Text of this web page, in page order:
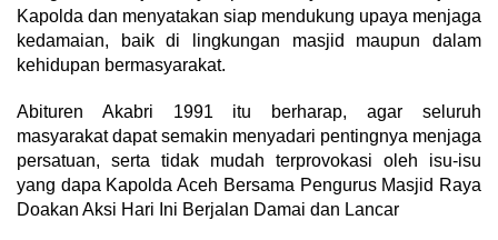
Kapolda dan menyatakan siap mendukung upaya menjaga
kedamaian, baik di lingkungan masjid maupun dalam
kehidupan bermasyarakat.
Abituren Akabri 1991 itu berharap, agar seluruh
masyarakat dapat semakin menyadari pentingnya menjaga
persatuan, serta tidak mudah terprovokasi oleh isu-isu
yang dapa Kapolda Aceh Bersama Pengurus Masjid Raya
Doakan Aksi Hari Ini Berjalan Damai dan Lancar